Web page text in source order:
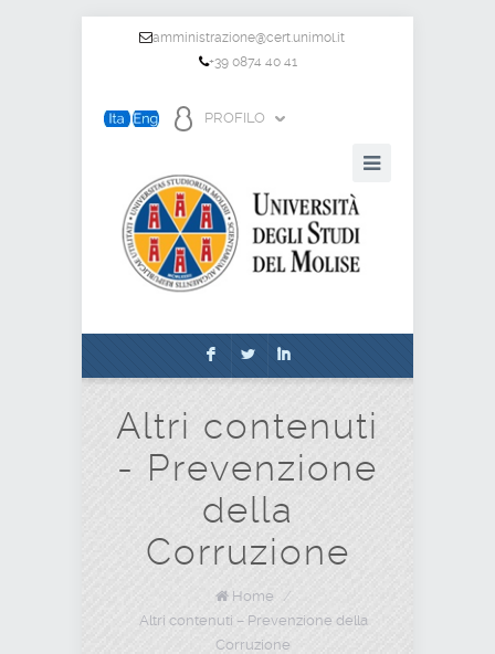
amministrazione@cert.unimol.it
+39 0874 40 41
PROFILO
F L I
Altri contenuti
- Prevenzione
della
Corruzione
Home
/
Altri contenuti – Prevenzione della
Corruzione